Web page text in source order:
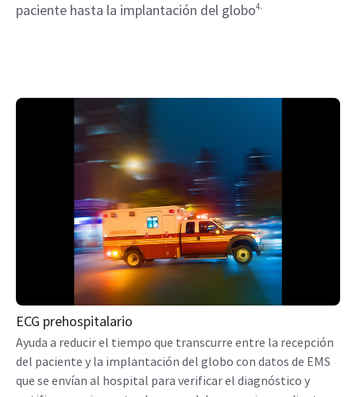
paciente hasta la implantación del globo4.
ECG prehospitalario
Ayuda a reducir el tiempo que transcurre entre la recepción
del paciente y la implantación del globo con datos de EMS
que se envían al hospital para verificar el diagnóstico y